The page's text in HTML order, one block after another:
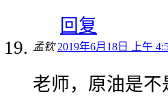
回复
孟钦 2019年6月18日 上午
老师，原油是不